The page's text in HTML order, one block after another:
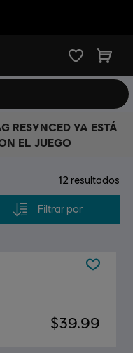
RESYNCED YA ESTÁ
EL JUEGO
12 resultados
Filtrar por
$39.99